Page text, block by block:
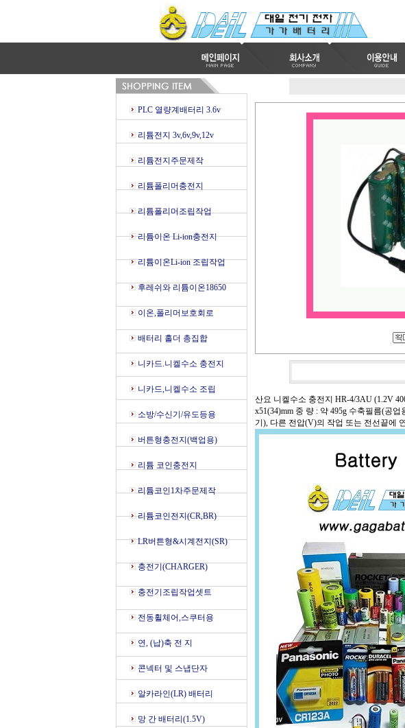
PLC 열량계배터리 3.6v
리튬전지 3v,6v,9v,12v
리튬전지주문제작
리튬폴리머충전지
리튬폴리머조립작업
리튬이온 Li-ion충전지
리튬이온Li-ion 조립작업
후레쉬와 리튬이온18650
이온,폴리머보호회로
배터리 홀더 총집합
니카드.니켈수소 충전지
니카드,니켈수소 조립
소방/수신기/유도등용
버튼형충전지(백업용)
리튬 코인충전지
리튬코인1차주문제작
리튬코인전지(CR,BR)
LR버튼형&시계전지(SR)
충전기(CHARGER)
충전기조립작업셋트
전동휠체어,스쿠터용
연, (납)축 전 지
콘넥터 및 스냅단자
알카라인(LR) 배터리
망 간 배터리(1.5V)
산요 니켈수소 충전지 HR-4/3AU (1.2V
x51(34)mm 중 량 : 약 495g 수축필름(공
기), 다른 전압(V)의 작업 또는 전선끝에